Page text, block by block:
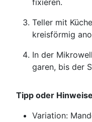
fixieren.
Teller mit
kreisförmig
In der
garen, bis der
Tipp oder
Variation: